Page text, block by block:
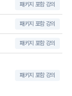
패키지 포함 강의
패키지 포함 강의
패키지 포함 강의
패키지 포함 강의